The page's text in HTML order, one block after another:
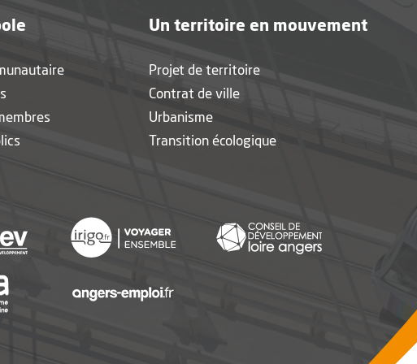
Un territoire en mouvement
Projet de territoire
Contrat de ville
Urbanisme
Transition écologique
, Ouvre une nouvelle fenêtre, Ouvre une nouvelle fenêtre